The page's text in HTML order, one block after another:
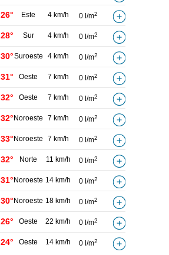
26° Este 4 km/h 0 l/m2
28° Sur 4 km/h 0 l/m2
30°Suroeste 4 km/h 0 l/m2
31° Oeste 7 km/h 0 l/m2
32° Oeste 7 km/h 0 l/m2
32° Noroeste 7 km/h 0 l/m2
33° Noroeste 7 km/h 0 l/m2
32° Norte 11 km/h 0 l/m2
31° Noroeste 14 km/h 0 l/m2
30° Noroeste 18 km/h 0 l/m2
26° Oeste 22 km/h 0 l/m2
24° Oeste 14 km/h 0 l/m2